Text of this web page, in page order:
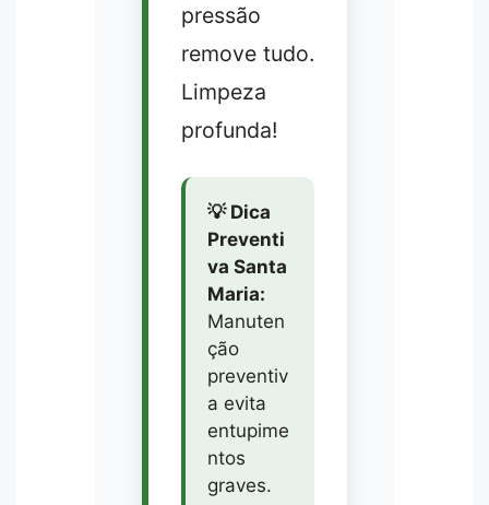
pressão
remove tudo.
Limpeza
profunda!
💡 Dica
Preventi
va Santa
Maria:
Manuten
ção
preventiv
a evita
entupime
ntos
graves.